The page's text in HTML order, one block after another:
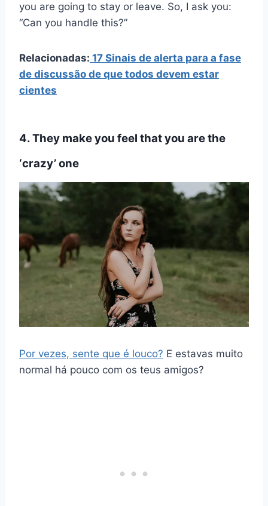
you are going to stay or leave. So, I ask you:
“Can you handle this?”
Relacionadas: 17 Sinais de alerta para a fase
de discussão de que todos devem estar
cientes
4. They make you feel that you are the
‘crazy’ one
Por vezes, sente que é louco? E estavas muito
normal há pouco com os teus amigos?